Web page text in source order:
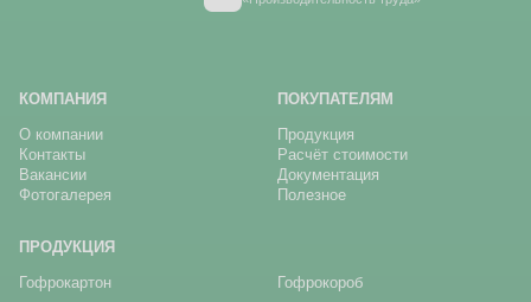
КОМПАНИЯ
О компании
Контакты
Вакансии
Фотогалерея
ПОКУПАТЕЛЯМ
Продукция
Расчёт стоимости
Документация
Полезное
ПРОДУКЦИЯ
Гофрокартон
Гофрокороб